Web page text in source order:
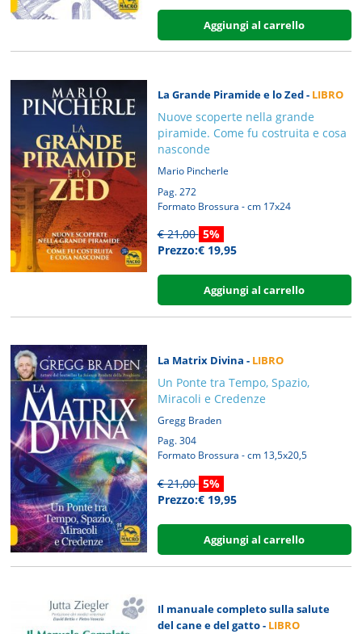
Aggiungi al carrello
La Grande Piramide e lo Zed - LIBRO
Nuove scoperte nella grande
piramide. Come fu costruita e cosa
nasconde
Mario Pincherle
Pag. 272
Formato Brossura - cm 17x24
€ 21,00 5%
Prezzo:€ 19,95
Aggiungi al carrello
La Matrix Divina - LIBRO
Un Ponte tra Tempo, Spazio,
Miracoli e Credenze
Gregg Braden
Pag. 304
Formato Brossura - cm 13,5x20,5
€ 21,00 5%
Prezzo:€ 19,95
Aggiungi al carrello
Il manuale completo sulla salute
del cane e del gatto - LIBRO